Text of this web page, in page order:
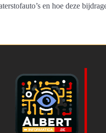
en hoe deze